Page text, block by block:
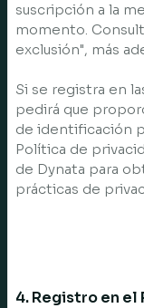
suscripción a la
momento.
exclusión", más
Si se registra en
pedirá que
de identificación
Política de
de Dynata para
prácticas de
4. Registro en el